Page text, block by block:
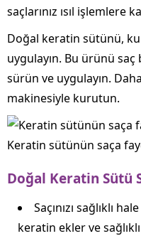
saçlarınız ısıl işlemlere
Doğal keratin sütünü,
uygulayın. Bu ürünü saç
sürün ve uygulayın.
makinesiyle kurutun.
Keratin sütünün saça
Doğal Keratin Sütü
Saçınızı sağlıklı
keratin ekler ve